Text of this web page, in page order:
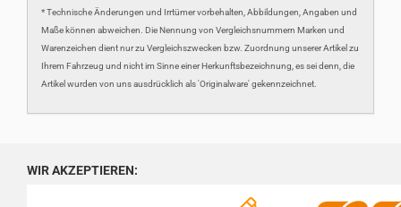
* Technische Änderungen und Irrtümer vorbehalten, Abbildungen, Angaben und
Maße können abweichen. Die Nennung von Vergleichsnummern Marken und
Warenzeichen dient nur zu Vergleichszwecken bzw. Zuordnung unserer Artikel zu
Ihrem Fahrzeug und nicht im Sinne einer Herkunftsbezeichnung, es sei denn, die
Artikel wurden von uns ausdrücklich als 'Originalware' gekennzeichnet.
WIR AKZEPTIEREN: